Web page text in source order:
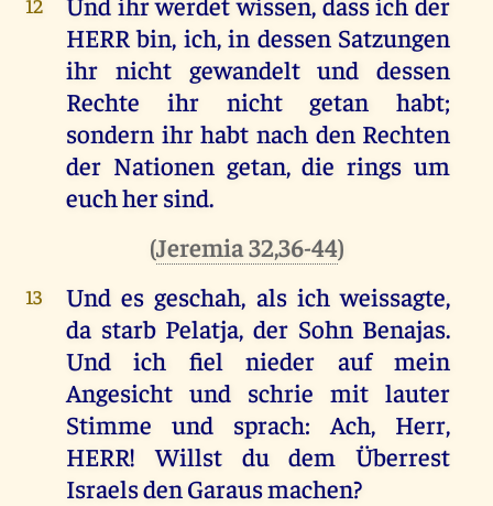
12
HERR bin, ich,in dessen Satzungen
ihr nicht gewandelt und dessen
Rechte
ihr nicht getan habt;
sondern ihr habt nach den Rechten
derNationen getan,die rings um
euchhersind.
(Jeremia 32,36-44)
13 Und es geschah, als ich weissagte,
da starb Pelatja, der Sohn Benajas.
Und
ich fiel nieder auf
mein
Angesicht und schrie mit lauter
Stimme
und sprach:Ach, Herr,
HERR!Willst du dem Überrest
IsraelsdenGarausmachen?